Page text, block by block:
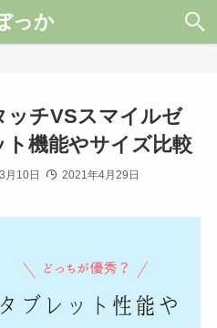
っか
ッチVSスマイルゼ
機能やサイズ比較
月10日 2021年4月29日